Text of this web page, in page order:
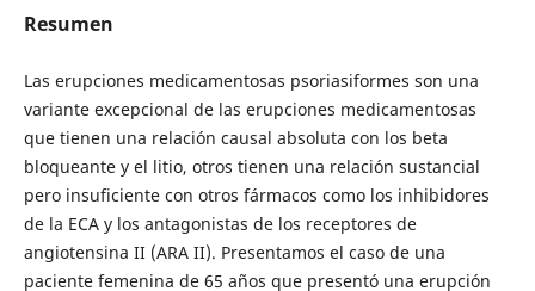
Resumen
Las erupciones medicamentosas psoriasiformes son una
variante excepcional de las erupciones medicamentosas
que tienen una relación causal absoluta con los beta
bloqueante y el litio, otros tienen una relación sustancial
pero insuficiente con otros fármacos como los inhibidores
de la ECA y los antagonistas de los receptores de
angiotensina II (ARA II). Presentamos el caso de una
paciente femenina de 65 años que presentó una erupción